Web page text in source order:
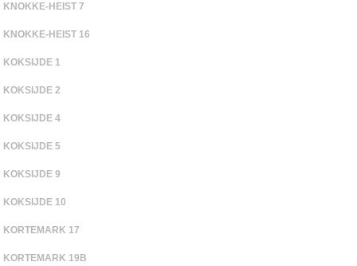
KNOKKE-HEIST 7
KNOKKE-HEIST 16
KOKSIJDE 1
KOKSIJDE 2
KOKSIJDE 4
KOKSIJDE 5
KOKSIJDE 9
KOKSIJDE 10
KORTEMARK 17
KORTEMARK 19B